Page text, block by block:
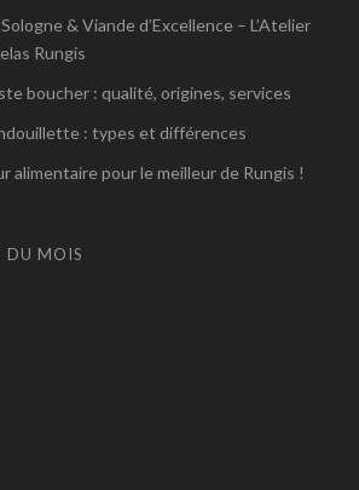
& Viande d’Excellence – L’Atelier
Rungis
boucher : qualité, origines, services
: types et différences
alimentaire pour le meilleur de Rungis !
DU MOIS